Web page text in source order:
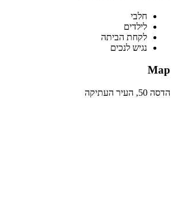
חלבי
לילדים
לקחת הביתה
נגיש לנכים
Map
הדסה 50, העיר העתיקה